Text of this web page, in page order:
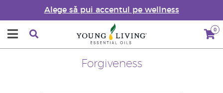
Alege să pui accentul pe wellness
0
Forgiveness